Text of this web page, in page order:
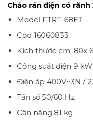
Chảo rán điện có rãnh
Model FTRT-68ET
Cod 16060833
Kích thước cm. 80x
Công suất điện 9 kW
Điện áp 400V~3N /
Tần số50/60 Hz
Cân nặng 81 kg